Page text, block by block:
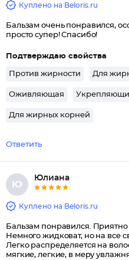
Куплено на Beloris.ru
Бальзам очень понравился,
просто супер! Спасибо!
Подтверждаю свойства
Против жирности Для
Оживляющая
Для жирных корней
Ответить
Ю
Юлиана
Куплено на Beloris.ru
Бальзам понравился.
Немного жидковат, но на все
Легко распределяется на
мягкие, легкие, в меру